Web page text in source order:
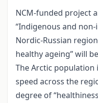
NCM-funded project
“Indigenous and
Nordic-Russian
healthy ageing” will
The Arctic population
speed across the
degree of